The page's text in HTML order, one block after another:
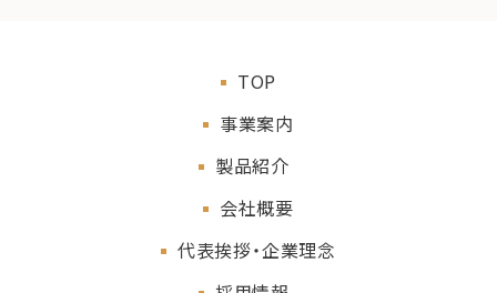
TOP
事業案内
製品紹介
会社概要
代表挨拶・企業理念